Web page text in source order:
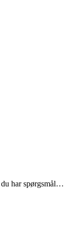
har spørgsmål…